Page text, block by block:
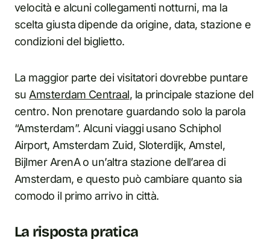
velocità e alcuni collegamenti notturni, ma la
scelta giusta dipende da origine, data, stazione e
condizioni del biglietto.
La maggior parte dei visitatori dovrebbe puntare
su Amsterdam Centraal, la principale stazione del
centro. Non prenotare guardando solo la parola
“Amsterdam”. Alcuni viaggi usano Schiphol
Airport, Amsterdam Zuid, Sloterdijk, Amstel,
Bijlmer ArenA o un’altra stazione dell’area di
Amsterdam, e questo può cambiare quanto sia
comodo il primo arrivo in città.
La risposta pratica